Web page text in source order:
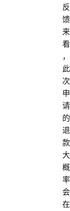
反
馈
来
看
，
此
次
申
请
的
退
款
大
概
率
会
在